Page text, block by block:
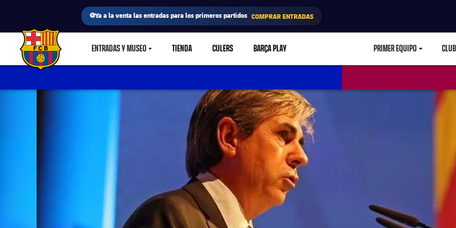
⚽Ya a la venta las entradas para los primeros partidos COMPRAR ENTRADAS
FC Barcelona club badge ENTRADAS Y MUSEOLABEL.SHARE.CARETDOWN
TIENDA CULERS BARÇA PLAY PRIMER EQUIPO CLUB